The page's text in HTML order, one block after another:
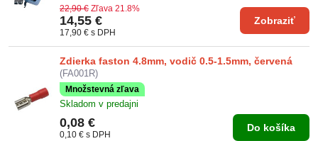
14,55 €
17,90 € s DPH
22,90 € Zľava 21.8%
Zobraziť
Zdierka faston 4.8mm, vodič 0.5-1.5mm, červená
(FA001R)
Množstevná zľava
Skladom v predajni
0,08 €
0,10 € s DPH
Do košíka